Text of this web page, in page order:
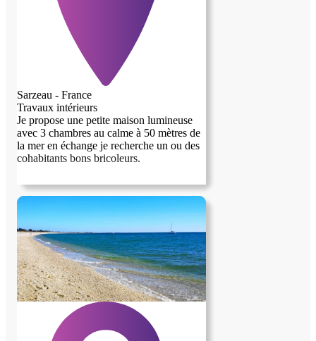
Sarzeau - France
Travaux intérieurs
Je propose une petite maison lumineuse
avec 3 chambres au calme à 50 mètres de
la mer en échange je recherche un ou des
cohabitants bons bricoleurs.